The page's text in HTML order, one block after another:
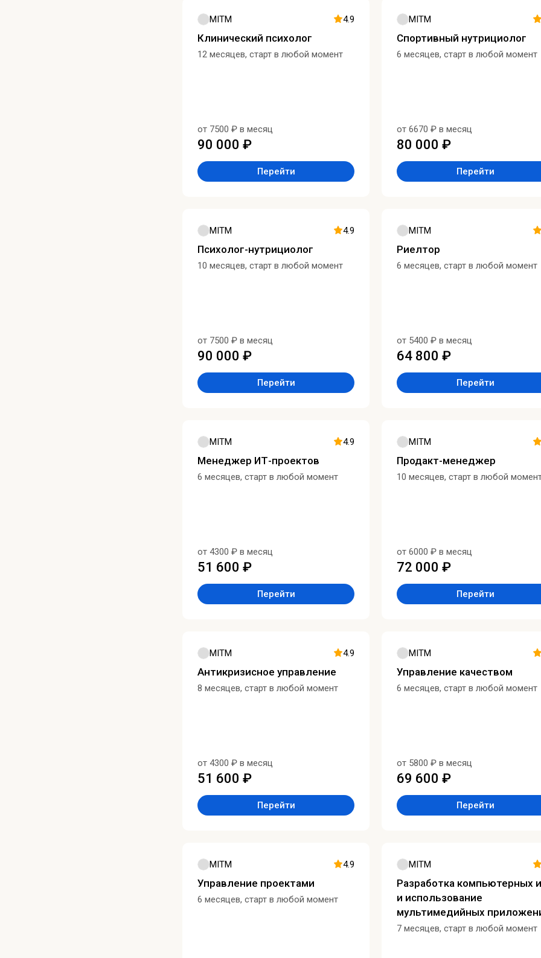
MITM 4.9
Клинический психолог
12 месяцев, старт в любой момент
от 7500 ₽ в месяц
90 000 ₽
Перейти
MITM
Спортивный нутрициолог
6 месяцев, старт в любой момент
от 6670 ₽ в месяц
80 000 ₽
Перейти
MITM 4.9
Психолог-нутрициолог
10 месяцев, старт в любой момент
от 7500 ₽ в месяц
90 000 ₽
Перейти
MITM
Риелтор
6 месяцев, старт в любой момент
от 5400 ₽ в месяц
64 800 ₽
Перейти
MITM 4.9
Менеджер ИТ-проектов
6 месяцев, старт в любой момент
от 4300 ₽ в месяц
51 600 ₽
Перейти
MITM
Продакт-менеджер
10 месяцев, старт в любой
от 6000 ₽ в месяц
72 000 ₽
Перейти
MITM 4.9
Антикризисное управление
8 месяцев, старт в любой момент
от 4300 ₽ в месяц
51 600 ₽
Перейти
MITM
Управление качеством
6 месяцев, старт в любой момент
от 5800 ₽ в месяц
69 600 ₽
Перейти
MITM 4.9
Управление проектами
6 месяцев, старт в любой момент
MITM
Разработка компьютерных
и использование
мультимедийных
7 месяцев, старт в любой момент